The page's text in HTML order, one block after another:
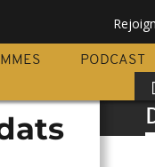
PODCAST